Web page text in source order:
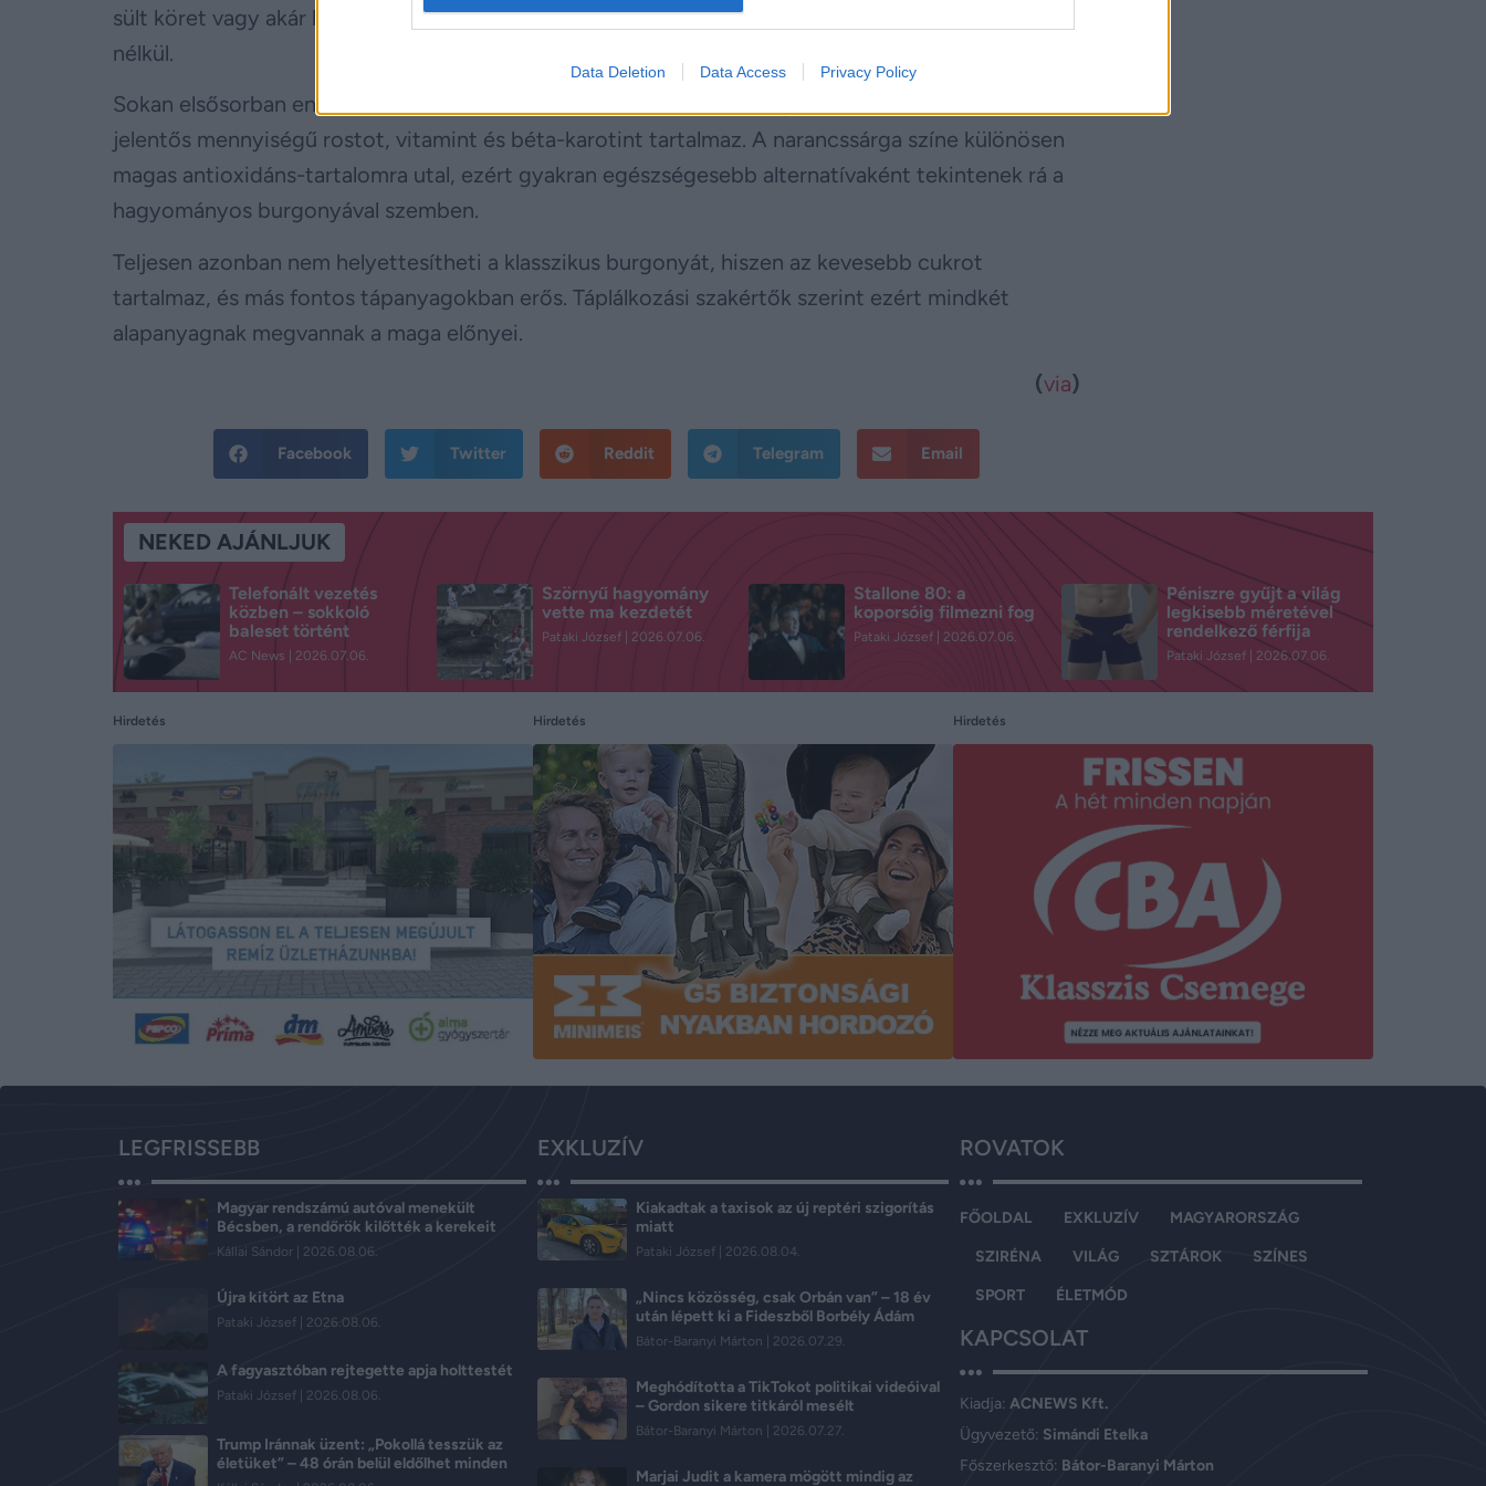
Data Deletion Data Access Privacy Policy
sült köret vagy akár bowl-ételek alapja is. Ma már szinte nincs trendi étterem édesburgonya
nélkül.
Sokan elsősorban enyhén édeskés íze és sokoldalú felhasználhatósága miatt kedvelik. Emellett
jelentős mennyiségű rostot, vitamint és béta-karotint tartalmaz. A narancssárga színe különösen
magas antioxidáns-tartalomra utal, ezért gyakran egészségesebb alternatívaként tekintenek rá a
hagyományos burgonyával szemben.
Teljesen azonban nem helyettesítheti a klasszikus burgonyát, hiszen az kevesebb cukrot
tartalmaz, és más fontos tápanyagokban erős. Táplálkozási szakértők szerint ezért mindkét
alapanyagnak megvannak a maga előnyei.
(via)
Facebook Twitter Reddit Telegram Email
NEKED AJÁNLJUK
Telefonált vezetés
közben – sokkoló
baleset történt
AC News 2026.07.06.
Szörnyű hagyomány
vette ma kezdetét
Pataki József 2026.07.06.
Stallone 80: a
koporsóig filmezni fog
Pataki József 2026.07.06.
Péniszre gyűjt a világ
legkisebb méretével
rendelkező férfija
Pataki József 2026.07.06.
Hirdetés Hirdetés Hirdetés
LEGFRISSEBB
Magyar rendszámú autóval menekült
Bécsben, a rendőrök kilőtték a kerekeit
Kállai Sándor 2026.08.06.
Újra kitört az Etna
Pataki József 2026.08.06.
A fagyasztóban rejtegette apja holttestét
Pataki József 2026.08.06.
Trump Iránnak üzent: „Pokollá tesszük az
életüket” – 48 órán belül eldőlhet minden
EXKLUZÍV
Kiakadtak a taxisok az új reptéri szigorítás
miatt
Pataki József 2026.08.04.
„Nincs közösség, csak Orbán van” – 18 év
után lépett ki a Fideszből Borbély Ádám
Bátor-Baranyi Márton 2026.07.29.
Meghódította a TikTokot politikai videóival
– Gordon sikere titkáról mesélt
Bátor-Baranyi Márton 2026.07.27.
Marjai Judit a kamera mögött mindig az
ROVATOK
FŐOLDAL EXKLUZÍV MAGYARORSZÁG
SZIRÉNA VILÁG SZTÁROK SZÍNES
SPORT ÉLETMÓD
KAPCSOLAT
Kiadja:ACNEWS Kft.
Ügyvezető: Simándi Etelka
Főszerkesztő: Bátor-Baranyi Márton